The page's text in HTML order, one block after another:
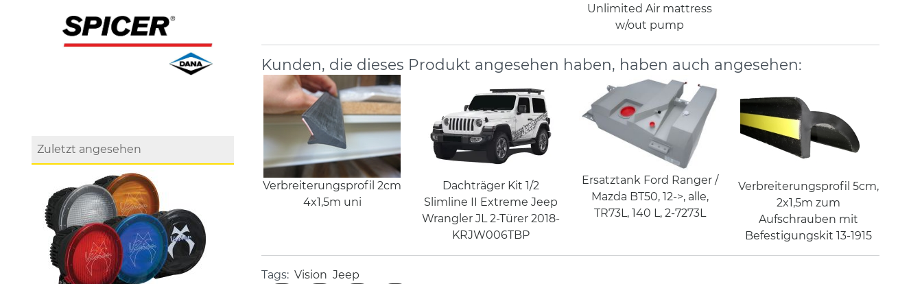
Zuletzt angesehen
Unlimited Air mattress
w/out pump
Kunden, die dieses Produkt angesehen haben, haben auch angesehen:
Verbreiterungsprofil 2cm
4x1,5m uni
Dachträger Kit 1/2
Slimline II Extreme Jeep
Wrangler JL 2-Türer 2018-
KRJW006TBP
Ersatztank Ford Ranger /
Mazda BT50, 12->, alle,
TR73L, 140 L, 2-7273L
Verbreiterungsprofil 5cm,
2x1,5m zum
Aufschrauben mit
Befestigungskit 13-1915
Tags: Vision Jeep